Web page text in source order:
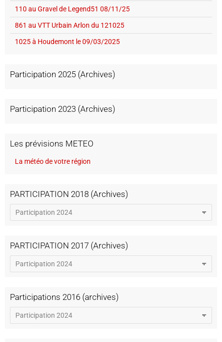
110 au Gravel de Legend51 08/11/25
861 au VTT Urbain Arlon du 121025
1025 à Houdemont le 09/03/2025
Participation 2025 (Archives)
Participation 2023 (Archives)
Les prévisions METEO
La météo de votre région
PARTICIPATION 2018 (Archives)
PARTICIPATION 2017 (Archives)
Participations 2016 (archives)